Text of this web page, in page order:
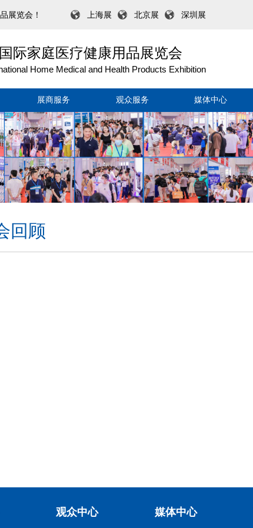
展览会！ 上海展 北京展 深圳展
际家庭医疗健康用品展览会
Home Medical and Health Products Exhibition
展商服务 观众服务 媒体中心
回顾
观众中心 媒体中心